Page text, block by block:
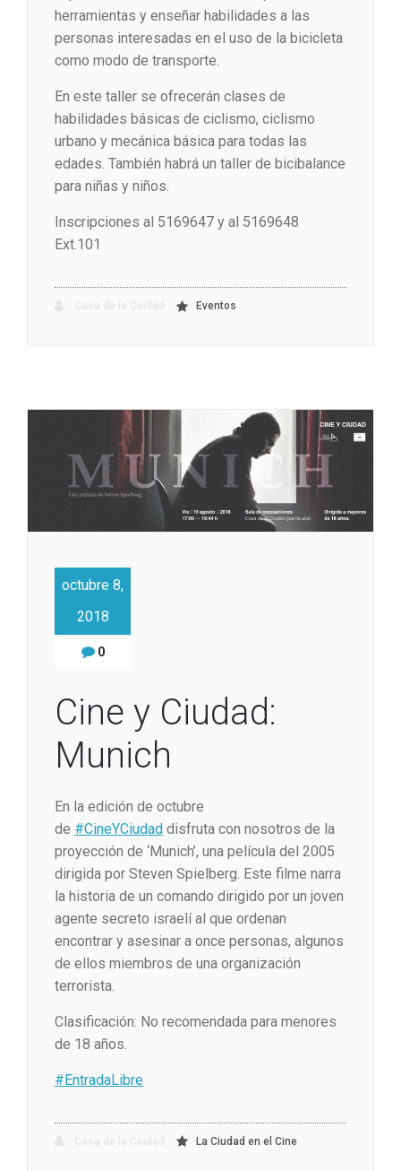
herramientas y enseñar habilidades a las
personas interesadas en el uso de la bicicleta
como modo de transporte.
En este taller se ofrecerán clases de
habilidades básicas de ciclismo, ciclismo
urbano y mecánica básica para todas las
edades. También habrá un taller de bicibalance
para niñas y niños.
Inscripciones al 5169647 y al 5169648
Ext.101
Eventos
octubre 8,
2018
0
Cine y Ciudad:
Munich
En la edición de octubre
de #CineYCiudad disfruta con nosotros de la
proyección de ‘Munich’, una película del 2005
dirigida por Steven Spielberg. Este filme narra
la historia de un comando dirigido por un joven
agente secreto israelí al que ordenan
encontrar y asesinar a once personas, algunos
de ellos miembros de una organización
terrorista.
Clasificación: No recomendada para menores
de 18 años.
#EntradaLibre
La Ciudad en el Cine